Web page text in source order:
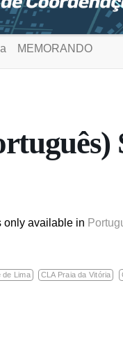
MEMORANDO
only available in
de Lima CLA Praia da Vitória